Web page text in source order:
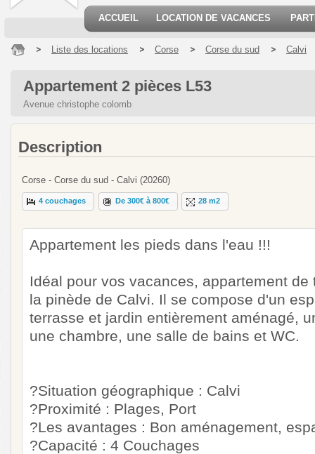
ACCUEIL LOCATION DE VACANCES
Liste des locations Corse Corse du sud Calvi
Appartement 2 pièces L53
Avenue christophe colomb
Description
Corse - Corse du sud - Calvi (20260)
4 couchages De 300€ à 800€ 28 m2
Appartement les pieds dans l'eau !!!
Idéal pour vos vacances, appartement
la pinède de Calvi. Il se compose d'un
terrasse et jardin entièrement aménagé,
une chambre, une salle de bains et WC.
?Situation géographique : Calvi
?Proximité : Plages, Port
?Les avantages : Bon aménagement,
?Capacité : 4 Couchages